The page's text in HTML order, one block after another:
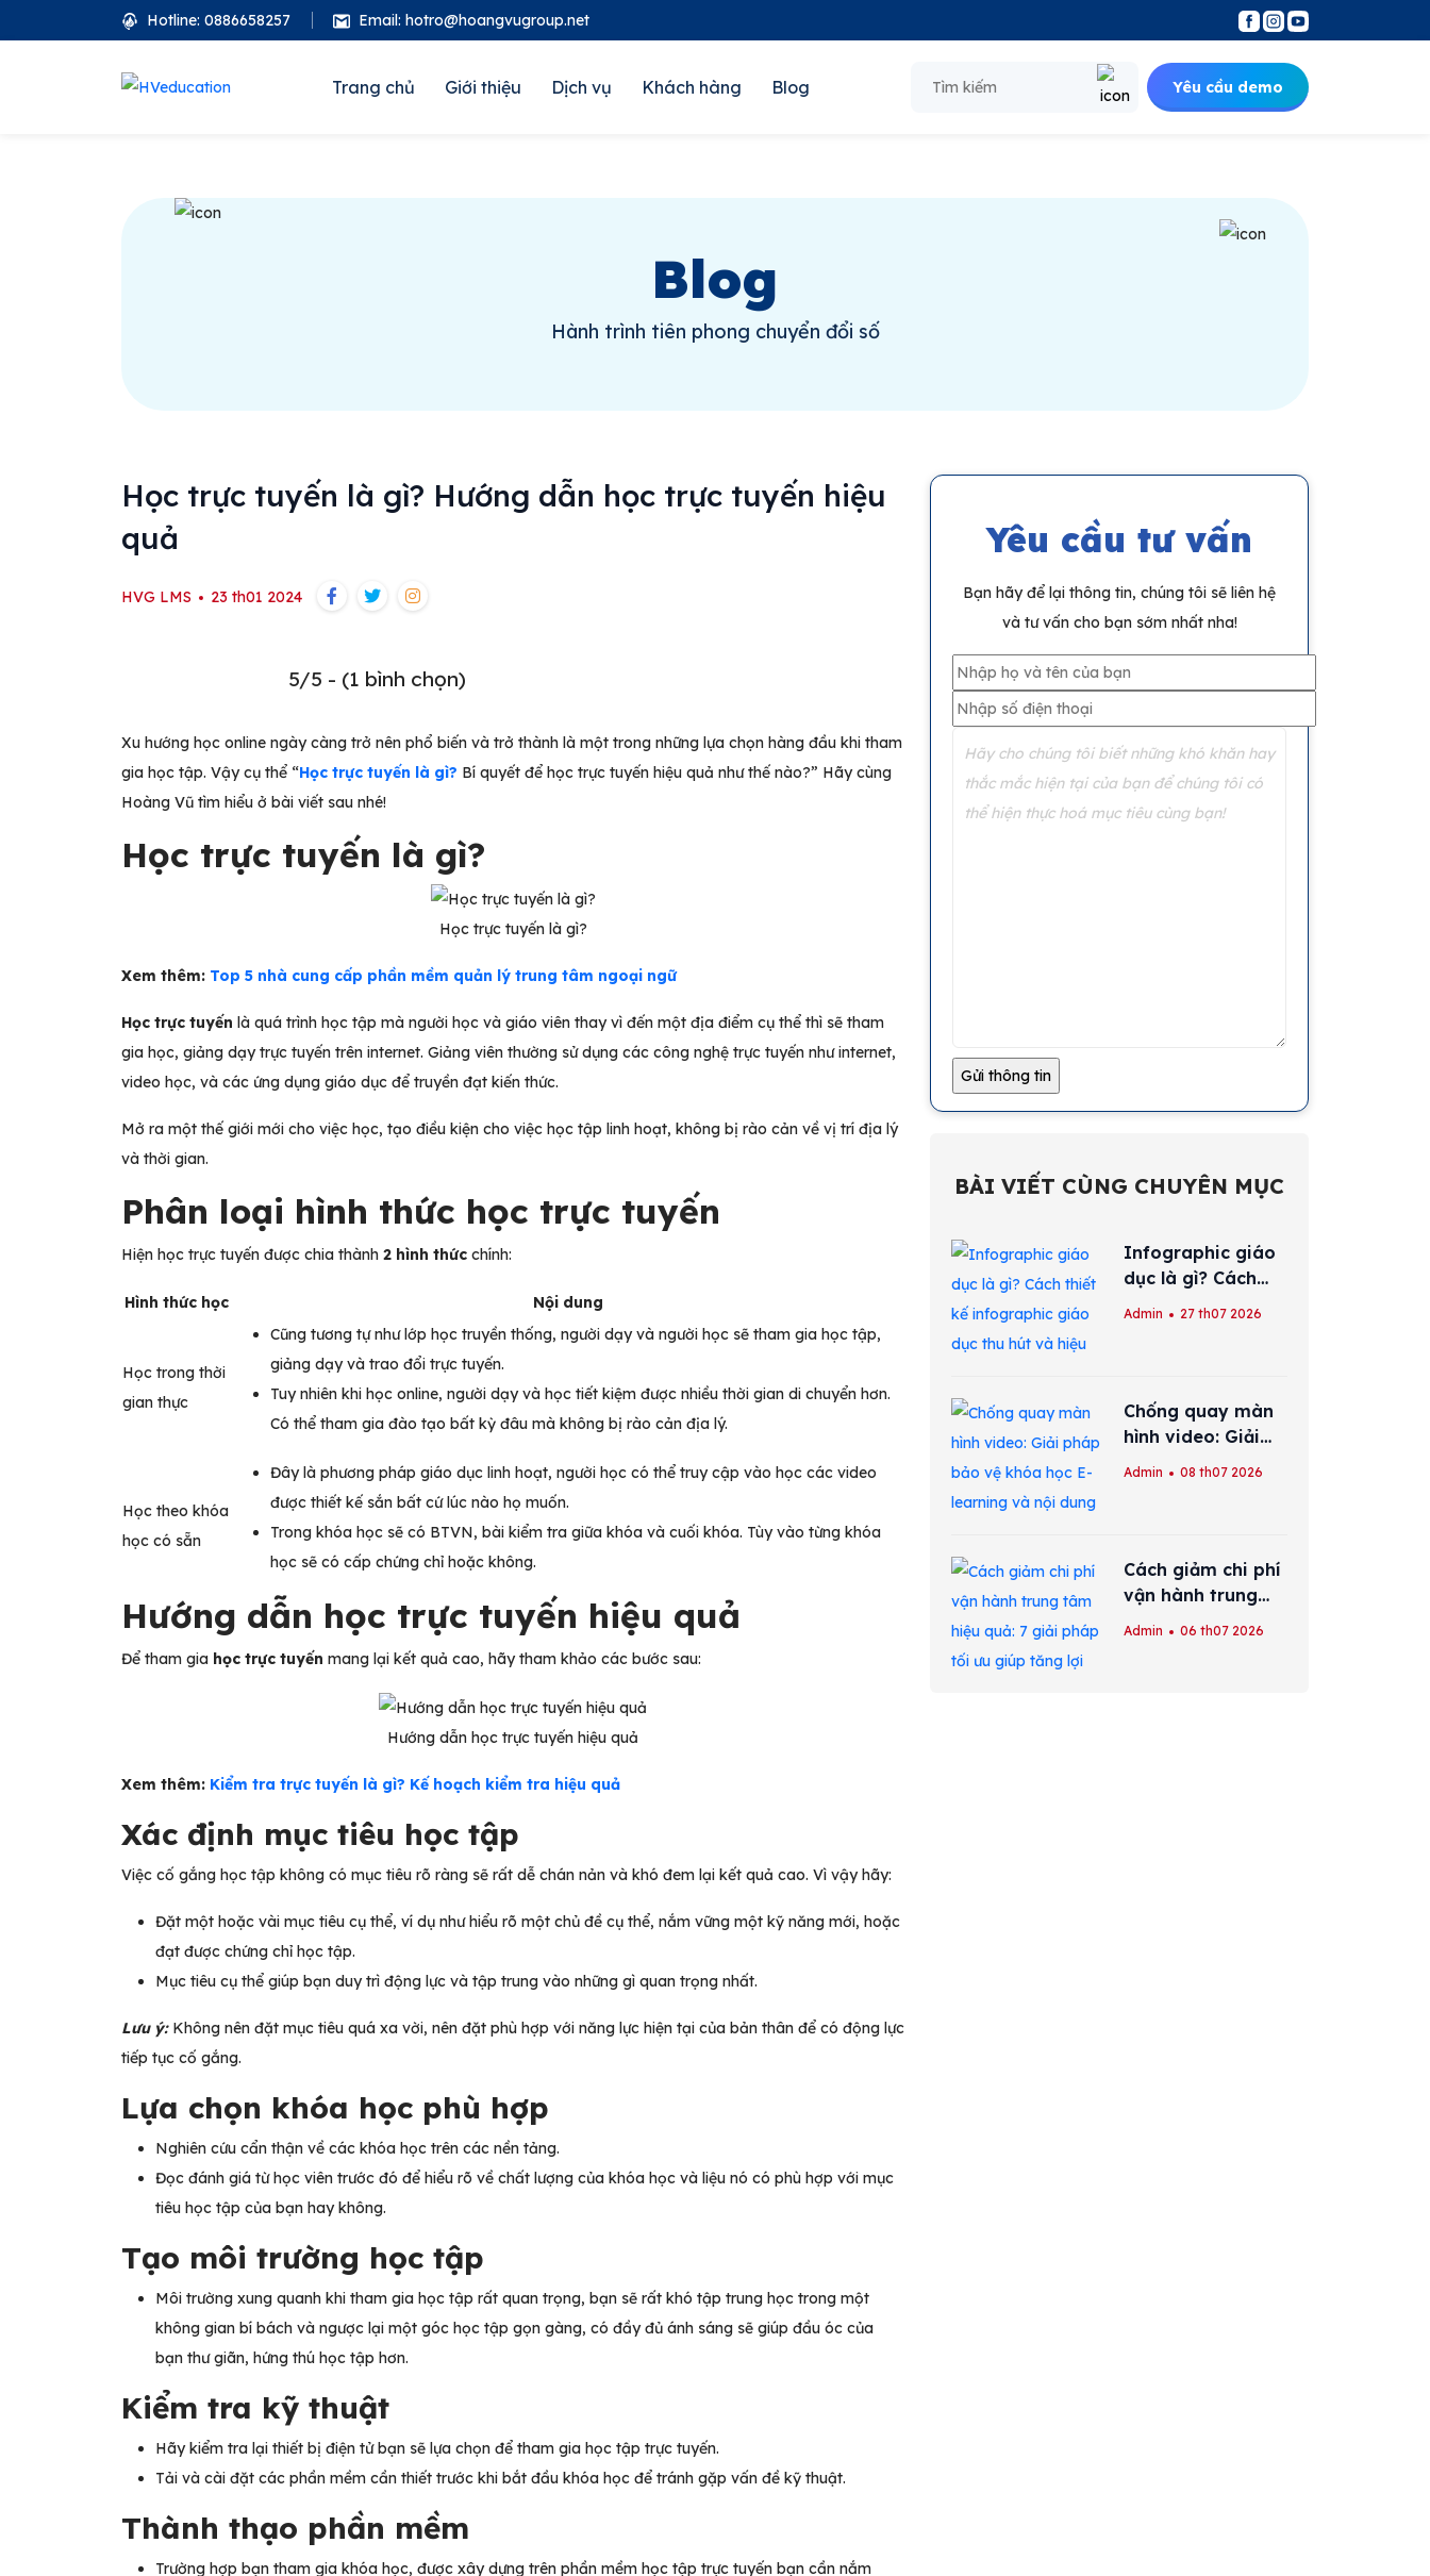
Hotline: 0886658257 Email: hotro@hoangvugroup.net
Trang chủ Giới thiệu Dịch vụ Khách hàng Blog Yêu cầu demo
Blog
Hành trình tiên phong chuyển đổi số
Học trực tuyến là gì? Hướng dẫn học trực tuyến hiệu
quả
HVG LMS 23 th01 2024
5/5 - (1 bình chọn)
Xu hướng học online ngày càng trở nên phổ biến và trở thành là một trong những lựa chọn hàng đầu khi tham
gia học tập. Vậy cụ thể “Học trực tuyến là gì? Bí quyết để học trực tuyến hiệu quả như thế nào?” Hãy cùng
Hoàng Vũ tìm hiểu ở bài viết sau nhé!
Học trực tuyến là gì?
Học trực tuyến là gì?
Xem thêm: Top 5 nhà cung cấp phần mềm quản lý trung tâm ngoại ngữ
Học trực tuyến là quá trình học tập mà người học và giáo viên thay vì đến một địa điểm cụ thể thì sẽ tham
gia học, giảng dạy trực tuyến trên internet. Giảng viên thường sử dụng các công nghệ trực tuyến như internet,
video học, và các ứng dụng giáo dục để truyền đạt kiến thức.
Mở ra một thế giới mới cho việc học, tạo điều kiện cho việc học tập linh hoạt, không bị rào cản về vị trí địa lý
và thời gian.
Phân loại hình thức học trực tuyến
Hiện học trực tuyến được chia thành 2 hình thức chính:
Hình thức học Nội dung
Học trong thời
gian thực
Cũng tương tự như lớp học truyền thống, người dạy và người học sẽ tham gia học tập,
giảng dạy và trao đổi trực tuyến.
Tuy nhiên khi học online, người dạy và học tiết kiệm được nhiều thời gian di chuyển hơn.
Có thể tham gia đào tạo bất kỳ đâu mà không bị rào cản địa lý.
Học theo khóa
học có sẵn
Đây là phương pháp giáo dục linh hoạt, người học có thể truy cập vào học các video
được thiết kế sắn bất cứ lúc nào họ muốn.
Trong khóa học sẽ có BTVN, bài kiểm tra giữa khóa và cuối khóa. Tùy vào từng khóa
học sẽ có cấp chứng chỉ hoặc không.
Hướng dẫn học trực tuyến hiệu quả
Để tham gia học trực tuyến mang lại kết quả cao, hãy tham khảo các bước sau:
Hướng dẫn học trực tuyến hiệu quả
Xem thêm: Kiểm tra trực tuyến là gì? Kế hoạch kiểm tra hiệu quả
Xác định mục tiêu học tập
Việc cố gắng học tập không có mục tiêu rõ ràng sẽ rất dễ chán nản và khó đem lại kết quả cao. Vì vậy hãy:
Đặt một hoặc vài mục tiêu cụ thể, ví dụ như hiểu rõ một chủ đề cụ thể, nắm vững một kỹ năng mới, hoặc
đạt được chứng chỉ học tập.
Mục tiêu cụ thể giúp bạn duy trì động lực và tập trung vào những gì quan trọng nhất.
Lưu ý:Không nên đặt mục tiêu quá xa vời, nên đặt phù hợp với năng lực hiện tại của bản thân để có động lực
tiếp tục cố gắng.
Lựa chọn khóa học phù hợp
Nghiên cứu cẩn thận về các khóa học trên các nền tảng.
Đọc đánh giá từ học viên trước đó để hiểu rõ về chất lượng của khóa học và liệu nó có phù hợp với mục
tiêu học tập của bạn hay không.
Tạo môi trường học tập
Môi trường xung quanh khi tham gia học tập rất quan trọng, bạn sẽ rất khó tập trung học trong một
không gian bí bách và ngược lại một góc học tập gọn gàng, có đầy đủ ánh sáng sẽ giúp đầu óc của
bạn thư giãn, hứng thú học tập hơn.
Kiểm tra kỹ thuật
Hãy kiểm tra lại thiết bị điện tử bạn sẽ lựa chọn để tham gia học tập trực tuyến.
Tải và cài đặt các phần mềm cần thiết trước khi bắt đầu khóa học để tránh gặp vấn đề kỹ thuật.
Thành thạo phần mềm
Trường hợp bạn tham gia khóa học, được xây dựng trên phần mềm học tập trực tuyến bạn cần nắm
Yêu cầu tư vấn
Bạn hãy để lại thông tin, chúng tôi sẽ liên hệ
và tư vấn cho bạn sớm nhất nha!
BÀI VIẾT CÙNG CHUYÊN MỤC
Infographic giáo
dục là gì? Cách
thiết kế
Admin 27 th07 2026
Chống quay màn
hình video: Giải
pháp bảo vệ khóa
Admin 08 th07 2026
Cách giảm chi phí
vận hành trung
tâm hiệu quả: 7
Admin 06 th07 2026